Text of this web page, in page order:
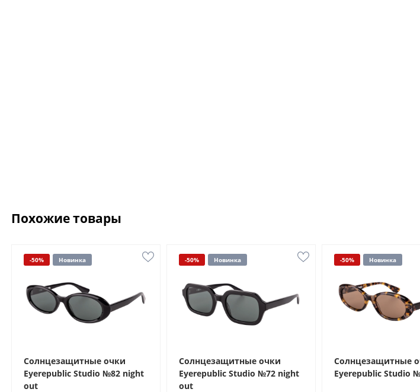
Похожие товары
-50% Новинка
Солнцезащитные очки
Eyerepublic Studio №82 night
out
-50% Новинка
Солнцезащитные очки
Eyerepublic Studio №72 night
out
-50% Новинка
Солнцезащитные
Eyerepublic Studio